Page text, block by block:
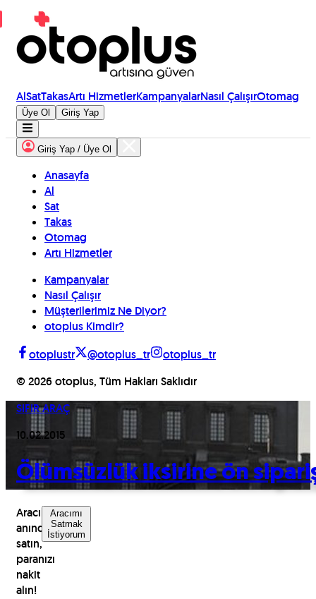
AlSatTakasArtı HizmetlerKampanyalarNasıl ÇalışırOtomag
Üye Ol Giriş Yap
Giriş Yap / Üye Ol
Anasayfa
Al
Sat
Takas
Otomag
Artı Hizmetler
Kampanyalar
Nasıl Çalışır
Müşterilerimiz Ne Diyor?
otoplus Kimdir?
otoplustr
@otoplus_tr
otoplus_tr
© 2026 otoplus, Tüm Hakları Saklıdır
SIFIR ARAÇ
10.02.2015
Ölümsüzlük iksirine ön
Aracınızı
anında
satın,
paranızı
nakit
alın!
Aracımı
Satmak
İstiyorum